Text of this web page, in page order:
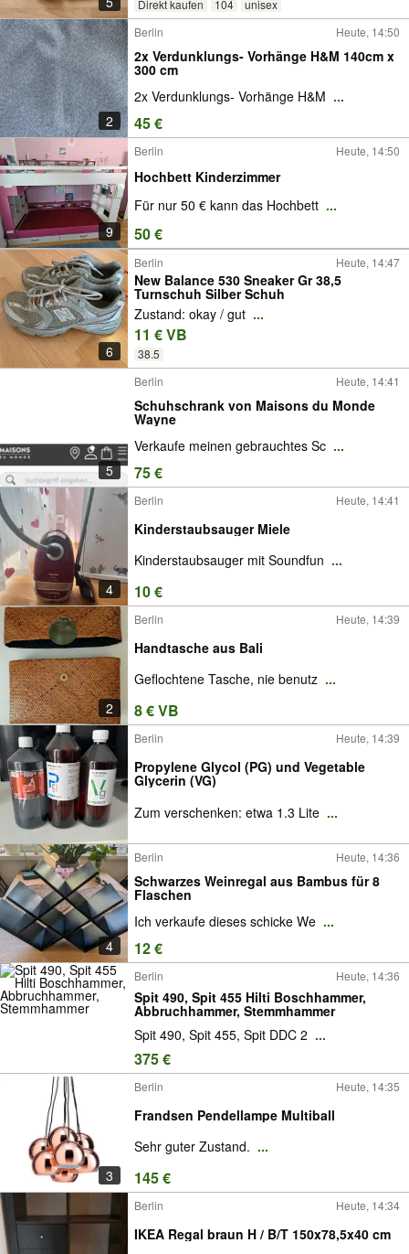
Direkt kaufen 104 unisex
2
Berlin Heute, 14:50
2x Verdunklungs- Vorhänge H&M 140cm x
300 cm
2x Verdunklungs- Vorhänge H&M ...
45 €
9
Berlin Heute, 14:50
Hochbett Kinderzimmer
Für nur 50 € kann das Hochbett ...
50 €
6
Berlin Heute, 14:47
New Balance 530 Sneaker Gr 38,5
Turnschuh Silber Schuh
Zustand: okay / gut ...
11 € VB
38.5
5
Berlin Heute, 14:41
Schuhschrank von Maisons du Monde
Wayne
Verkaufe meinen gebrauchtes Sc ...
75 €
4
Berlin Heute, 14:41
Kinderstaubsauger Miele
Kinderstaubsauger mit Soundfun ...
10 €
2
Berlin Heute, 14:39
Handtasche aus Bali
Geflochtene Tasche, nie benutz ...
8 € VB
Berlin Heute, 14:39
Propylene Glycol (PG) und Vegetable
Glycerin (VG)
Zum verschenken: etwa 1.3 Lite ...
4
Berlin Heute, 14:36
Schwarzes Weinregal aus Bambus für 8
Flaschen
Ich verkaufe dieses schicke We ...
12 €
Berlin Heute, 14:36
Spit 490, Spit 455 Hilti Boschhammer,
Abbruchhammer, Stemmhammer
Spit 490, Spit 455, Spit DDC 2 ...
375 €
3
Berlin Heute, 14:35
Frandsen Pendellampe Multiball
Sehr guter Zustand. ...
145 €
Berlin Heute, 14:34
IKEA Regal braun H / B/T 150x78,5x40 cm